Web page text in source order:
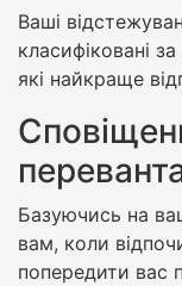
Ваші
класифіковані
які найкраще
Базуючись на
вам, коли
попередити вас